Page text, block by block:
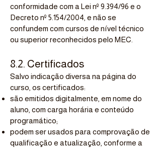
conformidade com a Lei nº 9.394/96 e o
Decreto nº 5.154/2004, e não se
confundem com cursos de nível técnico
ou superior reconhecidos pelo MEC.
8.2. Certificados
Salvo indicação diversa na página do
curso, os certificados:
são emitidos digitalmente, em nome do
aluno, com carga horária e conteúdo
programático;
podem ser usados para comprovação de
qualificação e atualização, conforme a